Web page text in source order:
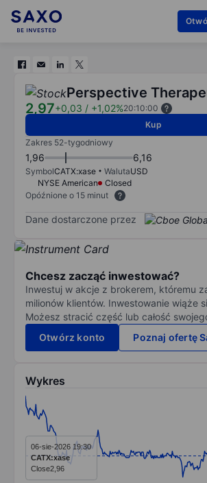
Perspective
2,97+0,03 / +1,02%20:10:00
Kup
Zakres 52-tygodniowy
1,96 6,16
SymbolCATX:xase WalutaUSD
NYSE American
Closed
Opóźnione o 15 minut
Dane dostarczone przez
Chcesz zacząć inwestować?
Inwestuj w akcje z brokerem, któremu
milionów klientów. Inwestowanie wiąże
Możesz stracić część lub całość
Otwórz konto
Poznaj ofertę
Wykres
Chart
Line chart with 299 data points.
The chart has 1 X axis displaying
The chart has 1 Y axis displaying
06-sie-2026 19:30
CATX:xase
Close2,96